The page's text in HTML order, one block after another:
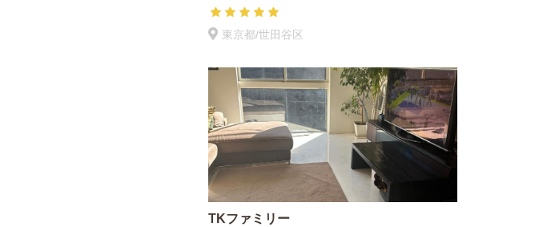
東京都/世田谷区
TKファミリー